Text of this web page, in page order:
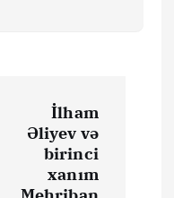
İlham
Əliyev və
birinci
xanım